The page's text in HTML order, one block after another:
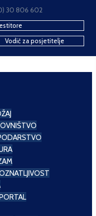
30 806 602
Vodič za posjetitelje